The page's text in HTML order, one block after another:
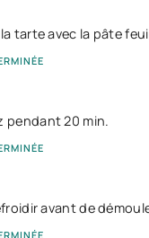
la tarte avec la pâte
pendant 20 min.
avant de